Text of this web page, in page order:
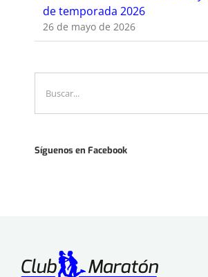
de temporada 2026
26 de mayo de 2026
Síguenos en Facebook